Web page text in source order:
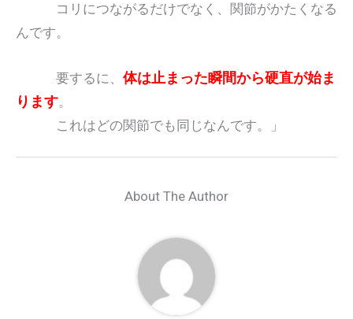
コリにつながるだけでなく、関節がかたくなる
んです。
要するに、 体は止まった瞬間から硬直が始ま
ります。
これはどの関節でも同じなんです。」
About The Author